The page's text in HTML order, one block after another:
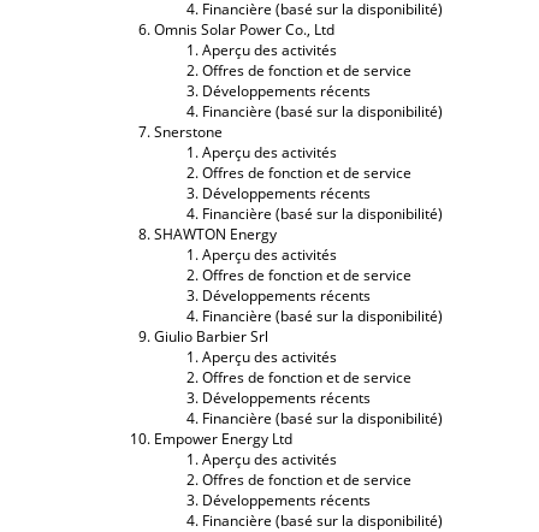
Financière (basé sur la disponibilité)
Omnis Solar Power Co., Ltd
Aperçu des activités
Offres de fonction et de service
Développements récents
Financière (basé sur la disponibilité)
Snerstone
Aperçu des activités
Offres de fonction et de service
Développements récents
Financière (basé sur la disponibilité)
SHAWTON Energy
Aperçu des activités
Offres de fonction et de service
Développements récents
Financière (basé sur la disponibilité)
Giulio Barbier Srl
Aperçu des activités
Offres de fonction et de service
Développements récents
Financière (basé sur la disponibilité)
Empower Energy Ltd
Aperçu des activités
Offres de fonction et de service
Développements récents
Financière (basé sur la disponibilité)